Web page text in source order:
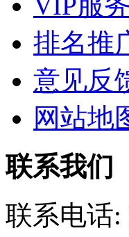
排名推
意见反
网站地
联系我们
联系电话: